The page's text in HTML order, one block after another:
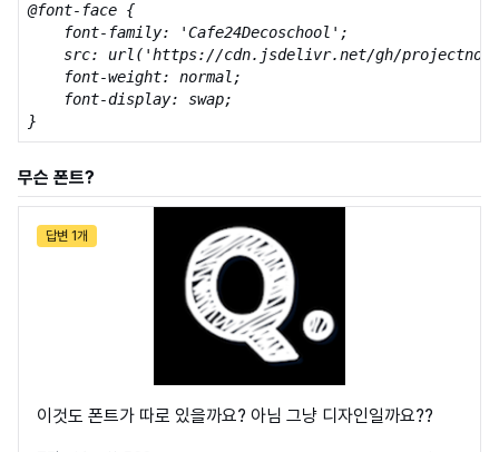
@font-face {
    font-family: 'Cafe24Decoschool';
src: url('https://cdn.jsdelivr.net/gh/
    font-weight: normal;
    font-display: swap;
}
무슨 폰트?
답변 1개
이것도 폰트가 따로 있을까요? 아님 그냥 디자인일까요??